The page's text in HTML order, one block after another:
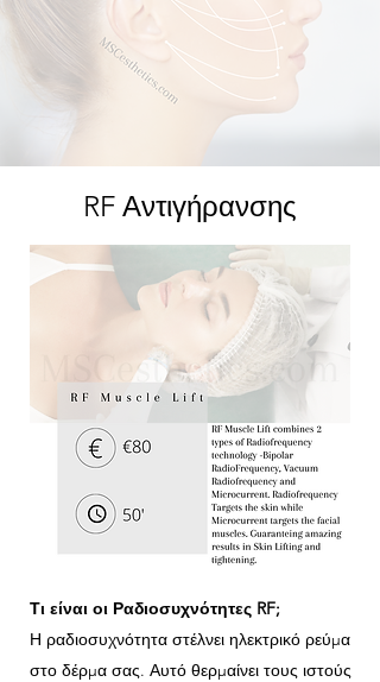
RF Αντιγήρανσης
Τι είναι οι Ραδιοσυχνότητες RF;
Η ραδιοσυχνότητα στέλνει ηλεκτρικό ρεύμα
στο δέρμα σας. Αυτό θερμαίνει τους ιστούς